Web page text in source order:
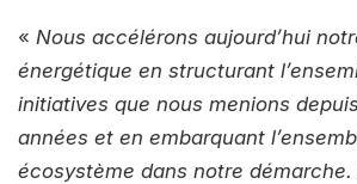
« Nous accélérons aujourd’hui
énergétique en structurant
initiatives que nous menions
années et en embarquant
écosystème dans notre démarche.